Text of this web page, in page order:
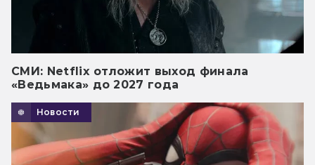
СМИ: Netflix отложит выход финала
«Ведьмака» до 2027 года
Новости